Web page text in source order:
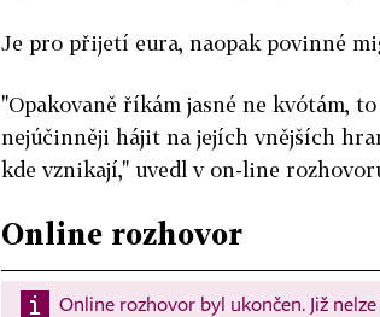
Je pro přijetí eura, naopak povinné
"Opakovaně říkám jasné ne kvótám,
nejúčinněji hájit na jejích vnějších
kde vznikají," uvedl v on-line
Online rozhovor
Online rozhovor byl ukončen. Již